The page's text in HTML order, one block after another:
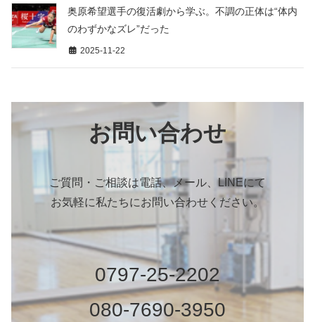
奥原希望選手の復活劇から学ぶ。不調の正体は“体内
のわずかなズレ”だった
2025-11-22
お問い合わせ
ご質問・ご相談は電話、メール、LINEにて
お気軽に私たちにお問い合わせください。
0797-25-2202
080-7690-3950